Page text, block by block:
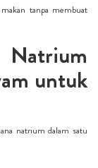
tanpa membuat
Natrium
untuk
natrium dalam satu